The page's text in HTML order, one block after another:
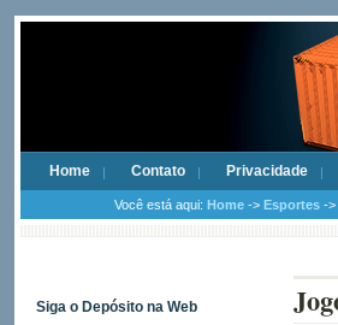
Home Contato Privacidade
Você está aqui: Home -> Esportes ->
Siga o Depósito na Web